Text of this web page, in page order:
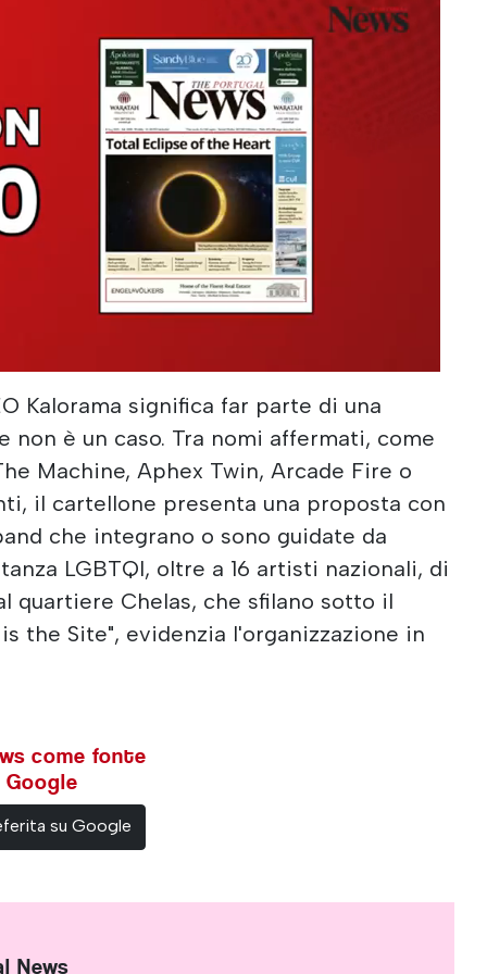
Kalorama significa far parte di una
non è un caso. Tra nomi affermati, come
Machine, Aphex Twin, Arcade Fire o
il cartellone presenta una proposta con
che integrano o sono guidate da
LGBTQI, oltre a 16 artisti nazionali, di
quartiere Chelas, che sfilano sotto il
the Site", evidenzia l'organizzazione in
come fonte
su Google
News